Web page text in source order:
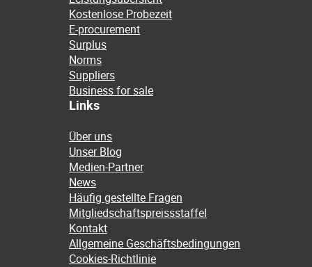
Kostenlose Probezeit
E-procurement
Surplus
Norms
Suppliers
Business for sale
Links
Über uns
Unser Blog
Medien-Partner
News
Häufig gestellte Fragen
Mitgliedschaftspreissstaffel
Kontakt
Allgemeine Geschäftsbedingungen
Cookies-Richtlinie